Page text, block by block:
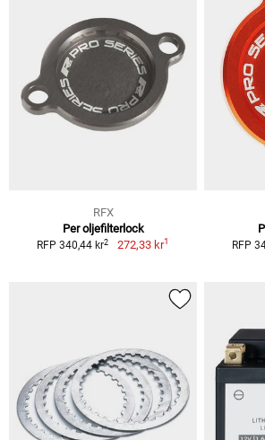
RFX
Per oljefilterlock
RFP 340,44 kr2 272,33 kr1 RFP